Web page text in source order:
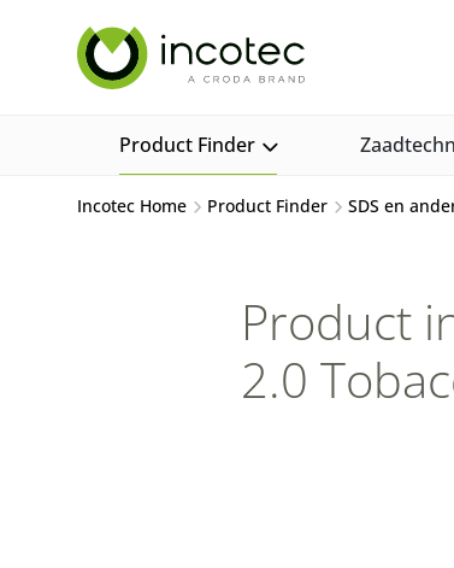
Product Finder
Incotec Home Product Finder SDS en
Product
2.0